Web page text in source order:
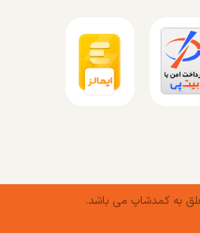
به کمدشاپ می باشد.